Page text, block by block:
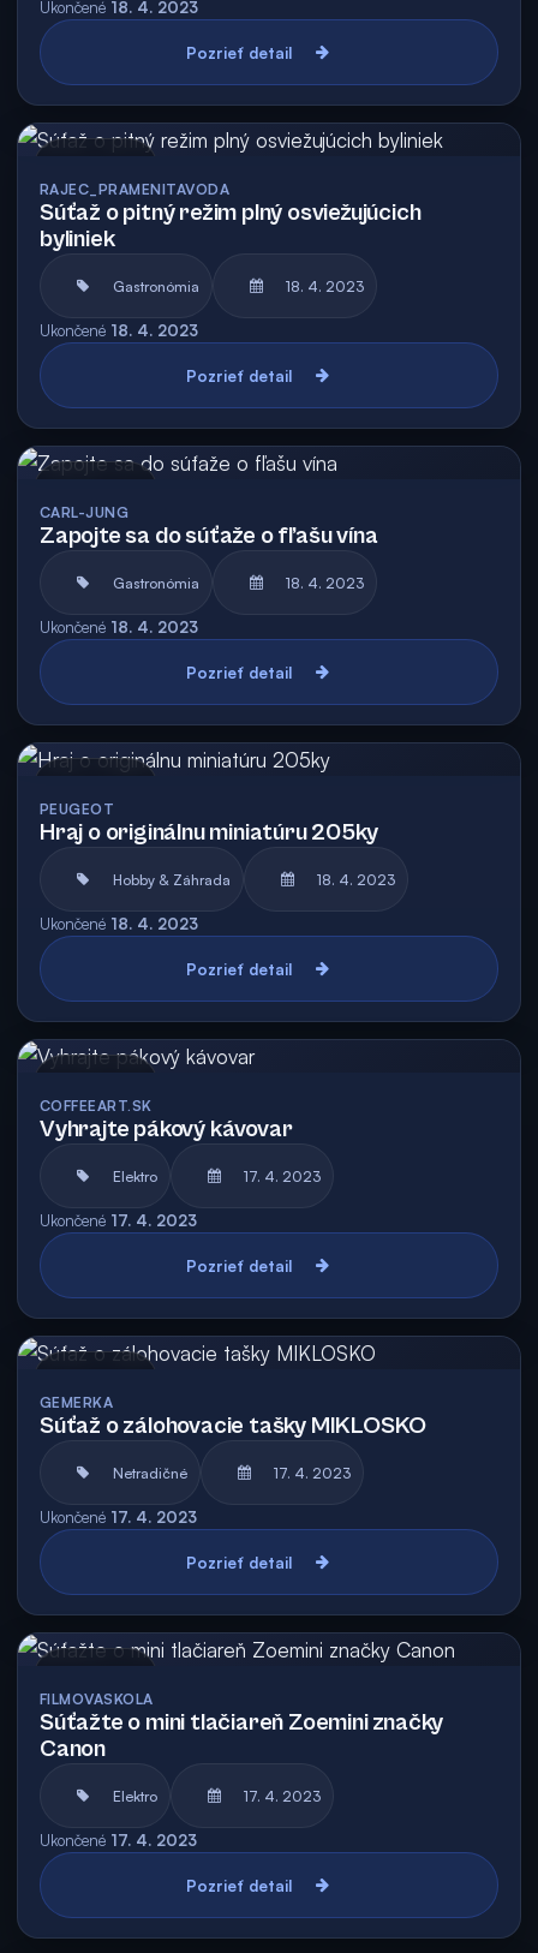
Ukončené 18. 4. 2023
Pozrieť detail
RAJEC_PRAMENITAVODA
Súťaž o pitný režim plný osviežujúcich
byliniek
Gastronómia 18. 4. 2023
Ukončené 18. 4. 2023
Pozrieť detail
CARL-JUNG
Zapojte sa do súťaže o fľašu vína
Gastronómia 18. 4. 2023
Ukončené 18. 4. 2023
Pozrieť detail
PEUGEOT
Hraj o originálnu miniatúru 205ky
Hobby & Záhrada 18. 4. 2023
Ukončené 18. 4. 2023
Pozrieť detail
COFFEEART.SK
Vyhrajte pákový kávovar
Elektro 17. 4. 2023
Ukončené 17. 4. 2023
Pozrieť detail
GEMERKA
Súťaž o zálohovacie tašky MIKLOSKO
Netradičné 17. 4. 2023
Ukončené 17. 4. 2023
Pozrieť detail
FILMOVASKOLA
Súťažte o mini tlačiareň Zoemini značky
Canon
Elektro 17. 4. 2023
Ukončené 17. 4. 2023
Pozrieť detail